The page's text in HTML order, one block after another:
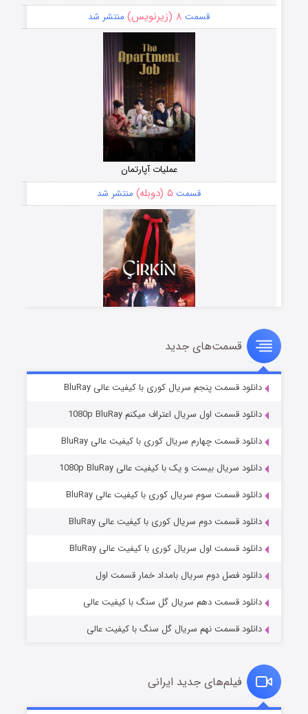
قسمت ۸ (زیرنویس) منتشر شد
عملیات آپارتمان
قسمت ۵ (دوبله) منتشر شد
سریال زشت
قسمت۲ (زیرنویس) منتشر شد
مردگان متحرک: شهر مرده ۳
قسمت۲ (زیرنویس) منتشر شد
قسمت‌های جدید
دانلود قسمت پنجم سریال کوری با کیفیت عالی BluRay
دانلود قسمت اول سریال اعتراف میکنم 1080p BluRay
دانلود قسمت چهارم سریال کوری با کیفیت عالی BluRay
دانلود سریال بیست و یک با کیفیت عالی 1080p BluRay
دانلود قسمت سوم سریال کوری با کیفیت عالی BluRay
دانلود قسمت دوم سریال کوری با کیفیت عالی BluRay
دانلود قسمت اول سریال کوری با کیفیت عالی BluRay
دانلود فصل دوم سریال بامداد خمار قسمت اول
دانلود قسمت دهم سریال گل سنگ با کیفیت عالی
دانلود قسمت نهم سریال گل سنگ با کیفیت عالی
فیلم‌های جدید ایرانی